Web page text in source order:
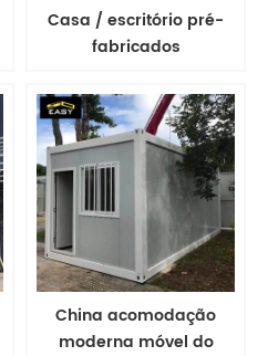
Casa / escritório pré-
fabricados
recipiente do bloco liso
de 20ft
China acomodação
moderna móvel do